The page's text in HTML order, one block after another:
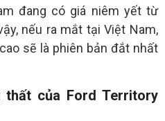
đang có giá niêm yết từ
nếu ra mắt tại Việt Nam,
sẽ là phiên bản đắt nhất
của Ford Territory